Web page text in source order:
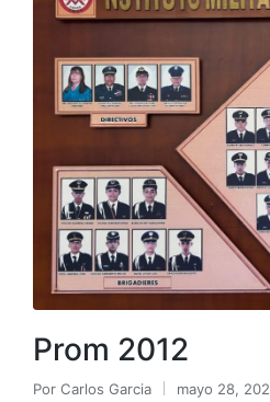
Prom 2012
Por Carlos Garcia mayo 28,